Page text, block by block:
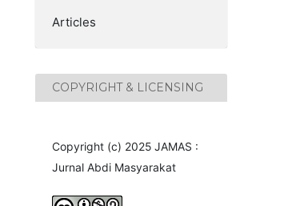
Articles
COPYRIGHT & LICENSING
Copyright (c) 2025 JAMAS :
Jurnal Abdi Masyarakat